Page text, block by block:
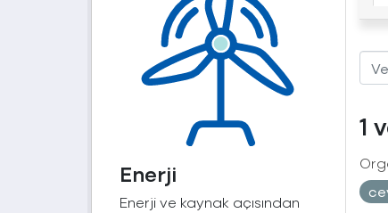
Enerji
Enerji ve kaynak açısından
1